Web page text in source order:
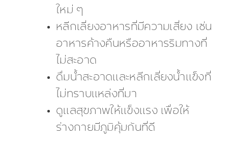
ใหม่ ๆ
หลีกเลี่ยงอาหารที่มีความเสี่ยง เช่น
อาหารค้างคืนหรืออาหารริมทางที่
ไม่สะอาด
ดื่มน้ำสะอาดและหลีกเลี่ยงน้ำแข็งที่
ไม่ทราบแหล่งที่มา
ดูแลสุขภาพให้แข็งแรง เพื่อให้
ร่างกายมีภูมิคุ้มกันที่ดี